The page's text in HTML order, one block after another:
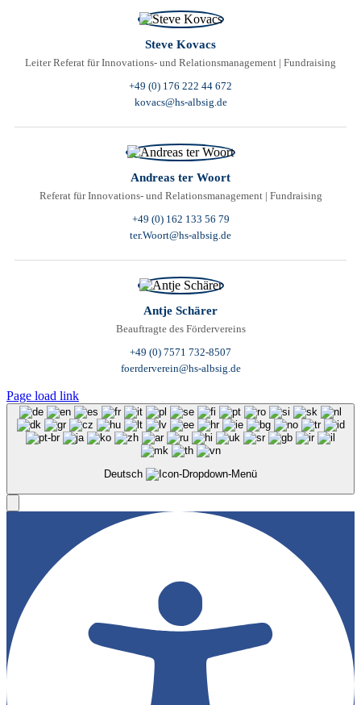
Steve Kovacs
Leiter Referat für Innovations- und Relationsmanagement | Fundraising
+49 (0) 176 222 44 672
kovacs@hs-albsig.de
Andreas ter Woort
Referat für Innovations- und Relationsmanagement | Fundraising
+49 (0) 162 133 56 79
ter.Woort@hs-albsig.de
Antje Schärer
Beauftragte des Fördervereins
+49 (0) 7571 732-8507
foerderverein@hs-albsig.de
Page load link
Deutsch